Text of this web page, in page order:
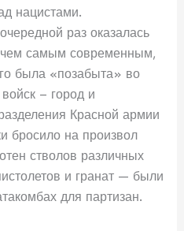
нацистами.
раз оказалась
самым современным,
была «позабыта» во
– город и
Красной армии
бросило на произвол
стволов различных
и гранат — были
для партизан.